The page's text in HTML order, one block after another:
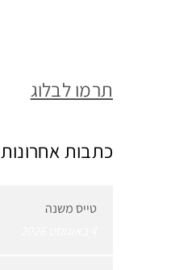
תרמו לבלוג
כתבות אחרונות
טייס משנה